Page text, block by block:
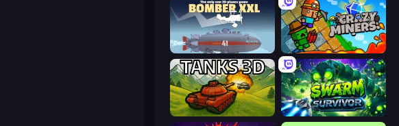
Bomber XXL Crazy Miners
Tanks 3D Swarm Survivor